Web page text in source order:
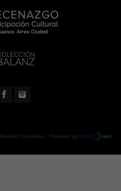
Revista Otra Parte . Powered by Urano web